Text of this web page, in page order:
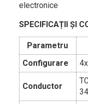
electronice
SPECIFICAȚII ȘI
Parametru
Configurare
Conductor